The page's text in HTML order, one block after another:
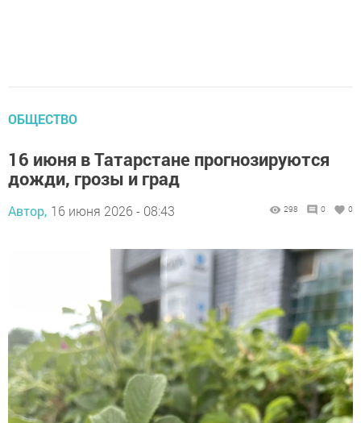
ОБЩЕСТВО
16 июня в Татарстане прогнозируются
дожди, грозы и град
Автор, 16 июня 2026 - 08:43 298 0 0